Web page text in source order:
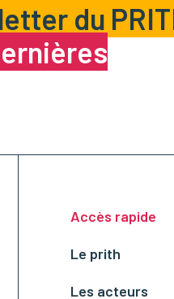
du
Accès rapide
Le prith
Les acteurs